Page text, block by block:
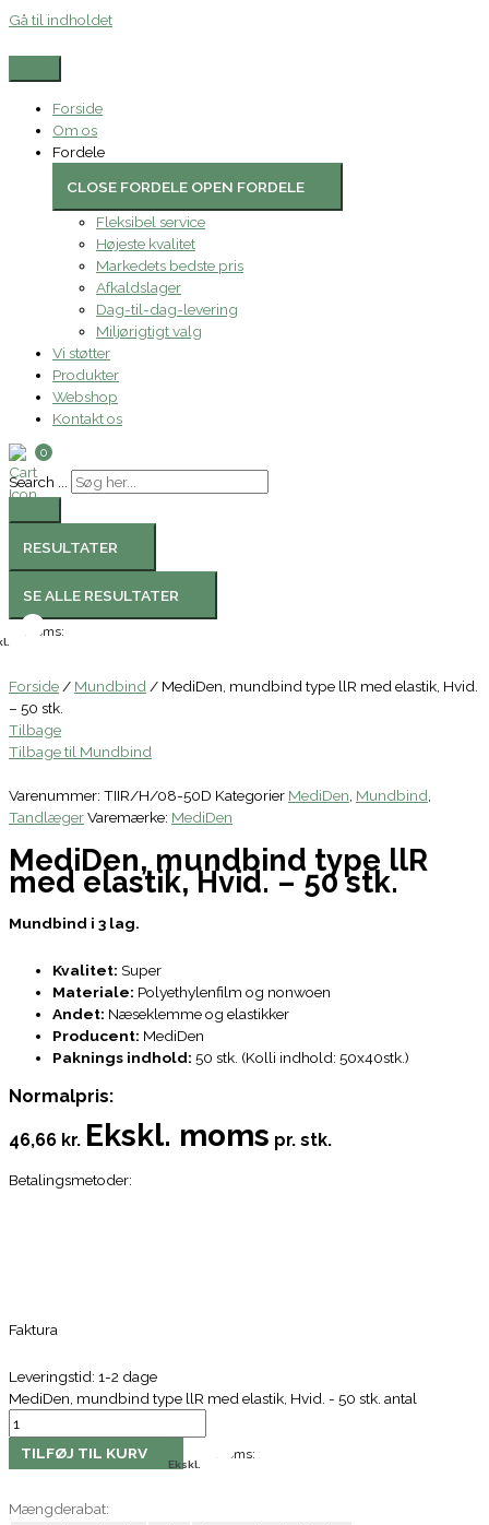
Gå til indholdet
Forside
Om os
Fordele
CLOSE FORDELE OPEN FORDELE
Fleksibel service
Højeste kvalitet
Markedets bedste pris
Afkaldslager
Dag-til-dag-levering
Miljørigtigt valg
Vi støtter
Produkter
Webshop
Kontakt os
0
Search ...
RESULTATER
SE ALLE RESULTATER
Moms:
Forside/ Mundbind/ MediDen, mundbind type llR med elastik, Hvid.
– 50 stk.
Tilbage
Tilbage til Mundbind
Varenummer: TIIR/H/08-50D Kategorier MediDen, Mundbind,
TandlægerVaremærke: MediDen
MediDen, mundbind type llR
med elastik, Hvid. – 50 stk.
Mundbind i 3 lag.
Kvalitet: Super
Materiale: Polyethylenfilm og nonwoen
Andet: Næseklemme og elastikker
Producent: MediDen
Paknings indhold: 50 stk. (Kolli indhold: 50x40stk.)
Normalpris:
46,66 kr. Ekskl. moms pr. stk.
Betalingsmetoder:
Faktura
Leveringstid: 1-2 dage
MediDen, mundbind type llR med elastik, Hvid. - 50 stk. antal
TILFØJ TIL KURV Moms:
Ekskl.
Mængderabat: